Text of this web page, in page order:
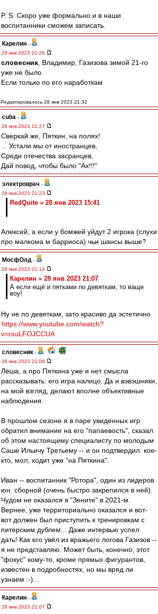
P. S. Скоро уже формально и в наши
воспитанники сможем записать.
Карелин -
28 янв 2023 21:28
словесник , Владимир, Газизова зимой 21-го
уже не было.
Если только по его наработкам
Редактировалось 28 янв 2023 21:32
cuba -
28 янв 2023 21:27
Сверкай же, Пяткин, на полях!
... Устали мы от иностранцев,
Среди отечества засранцев,
Дай повод, чтобы было "Ах!!!"
электроврач -
28 янв 2023 21:23
RedQuite » 28 янв 2023 15:41
Алексей, а если у бомжей уйдут 2 игрока (слухи
про малкома м барриоса) чьи шансы выше?
МосфОлд -
28 янв 2023 21:14
Карелин » 28 янв 2023 21:07
А если ещё и пятками по девяткам, то ваще
воу!
Ну не по девяткам, зато красиво да эстетично
https://www.youtube.com/watch?
v=rsuLFOJCCUA
словесник -
28 янв 2023 21:08
Лёша, а про Пяткина уже и нет смысла
рассказывать: его игра налицо. Да и вэвэшники,
на мой взгляд, делают вполне объективные
наблюдения.
В прошлом сезоне я в паре увиденных игр
обратил внимание на его "папаевость", сказал
об этом настоящему специалисту по молодым
Саше Ильичу Третьему -- и он подтвердил: кое-
кто, мол, ходит уже "на Пяткина".
Иван -- воспитанник "Ротора", один из лидеров
юн. сборной (очень быстро закрепился в ней).
Чудом не оказался в "Зените" в 2021-м.
Вернее, уже территориально оказался и вот-
вот должен был приступить к тренировкам с
питерским дублем... Даже интервью успел
дать! Как его увёл из вражьего логова Газизов --
я не представляю. Может быть, конечно, этот
"фокус" кому-то, кроме прямых фигурантов,
известен в подробностях, но мы вряд ли
узнаем :-)...
Карелин -
28 янв 2023 21:07